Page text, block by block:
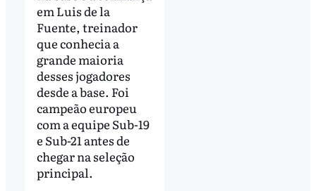
em Luis de la
Fuente, treinador
que conhecia a
grande maioria
desses jogadores
desde a base. Foi
campeão europeu
com a equipe Sub-19
e Sub-21 antes de
chegar na seleção
principal.